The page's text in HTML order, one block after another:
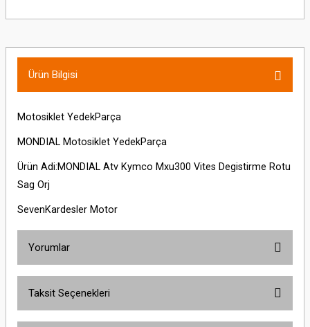
Ürün Bilgisi
Motosiklet YedekParça
MONDIAL Motosiklet YedekParça
Ürün Adi:MONDIAL Atv Kymco Mxu300 Vites Degistirme Rotu
Sag Orj
SevenKardesler Motor
Yorumlar
Taksit Seçenekleri